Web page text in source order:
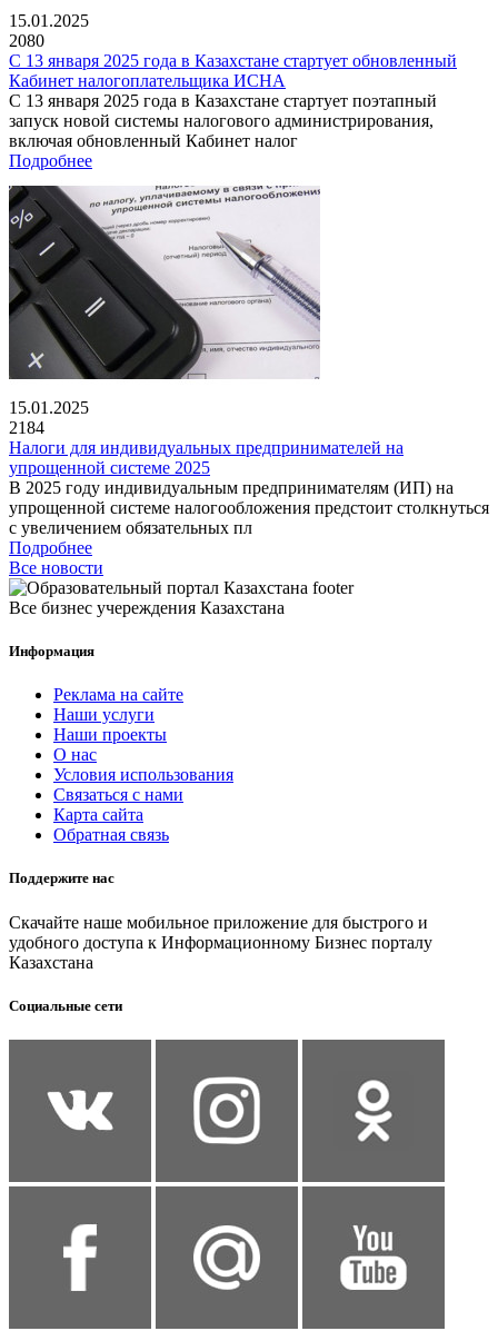
15.01.2025
2080
С 13 января 2025 года в Казахстане стартует обновленный
Кабинет налогоплательщика ИСНА
С 13 января 2025 года в Казахстане стартует поэтапный
запуск новой системы налогового администрирования,
включая обновленный Кабинет налог
Подробнее
15.01.2025
2184
Налоги для индивидуальных предпринимателей на
упрощенной системе 2025
В 2025 году индивидуальным предпринимателям (ИП) на
упрощенной системе налогообложения предстоит столкнуться
с увеличением обязательных пл
Подробнее
Все новости
Все бизнес учереждения Казахстана
Информация
Реклама на сайте
Наши услуги
Наши проекты
О нас
Условия использования
Связаться с нами
Карта сайта
Обратная связь
Поддержите нас
Скачайте наше мобильное приложение для быстрого и
удобного доступа к Информационному Бизнес порталу
Казахстана
Социальные сети